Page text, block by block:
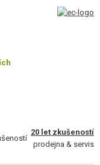
20 let zkušeností
prodejna & servis